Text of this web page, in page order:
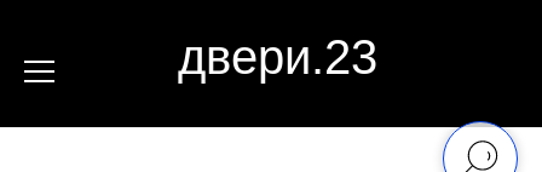
двери.23